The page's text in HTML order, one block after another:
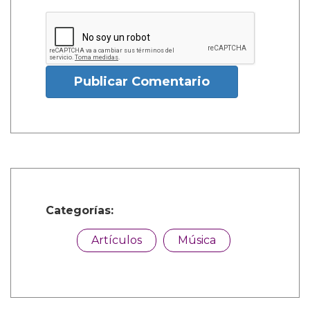
Publicar Comentario
Categorías:
Artículos Música